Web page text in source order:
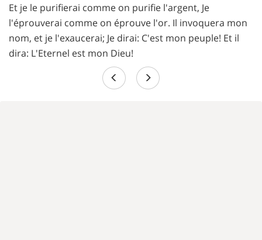
Et je le purifierai comme on purifie l'argent, Je
l'éprouverai comme on éprouve l'or. Il invoquera mon
nom, et je l'exaucerai; Je dirai: C'est mon peuple! Et il
dira: L'Eternel est mon Dieu!